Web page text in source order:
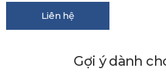
Liên hệ
Gợi ý dành